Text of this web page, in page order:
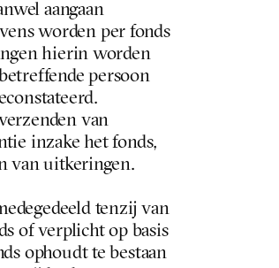
aangaan
worden per fonds
hierin worden
persoon
van
inzake het fonds,
van uitkeringen.
tenzij van
of verplicht op basis
ophoudt te bestaan